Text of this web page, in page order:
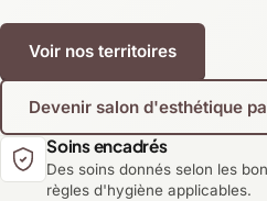
Voir nos territoires
Devenir salon d'esthétique
Soins encadrés
Des soins donnés selon les
règles d'hygiène applicables.